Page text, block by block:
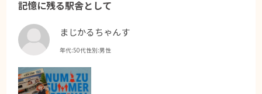
記憶に残る駅舎として
まじかるちゃんす
年代:50代性別:男性